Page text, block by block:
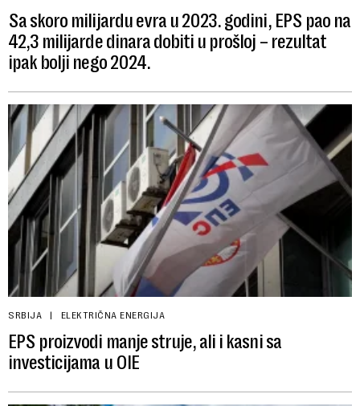
Sa skoro milijardu evra u 2023. godini, EPS pao na
42,3 milijarde dinara dobiti u prošloj – rezultat
ipak bolji nego 2024.
SRBIJA ELEKTRIČNA ENERGIJA
EPS proizvodi manje struje, ali i kasni sa
investicijama u OIE